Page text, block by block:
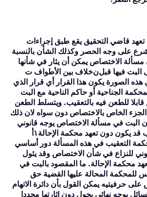
تعهد قاضي التحقيق يقع طبق إجراءات
على وجه الحصر وكذلك الشأن بالنسبة
مسألة الاختصاص يمكن أن يثار في شأنها
خلاف بين الأطواف تنالبت فيها قبل
الصورة يكون هذا القرار أي قرار الذي
الجناحية أو حاكم الناحية مع البت
للطعن فيه بالتعقيب. ويتسلط الطعن
الخاص بالاختصاص دون سواه لان ذلك
البت في مسألة الاختصاص يوجه قانوني
أ١قد يكون دون تعهد محكمة الإحالة
التعقيب في هذه المسألة دور أساسي
للنزاع في شأن الاختصاص وقد يئول
محكمة الإحالة. ما المقصود بالبت في
للمحكمة المحالة عليها القضية حق
على حرفيتيه يمكن القول بأن دائرة الاتهام
بوجه نهائي يحول دون إثارتها مجددا